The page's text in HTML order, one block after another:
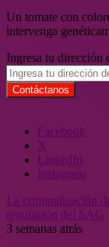
Un tomate con
intervenga
Ingresa tu dirección
Facebook
X
LinkedIn
Instagram
La criminalización
regulación del SAG
3 semanas atrás